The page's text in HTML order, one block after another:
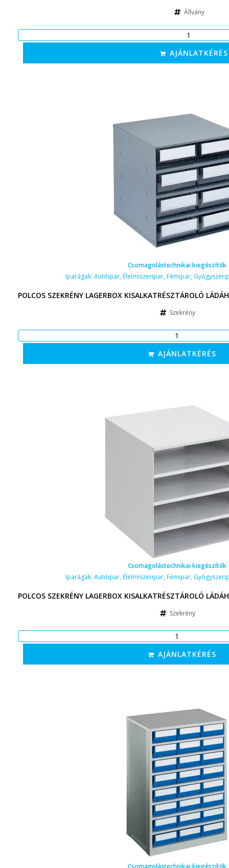
Állvány
AJÁNLATKÉRÉS
Csomagolástechnikai kiegészítők
Iparágak: Autóipar,Élelmiszeripar,Fémipar,
POLCOS SZEKRÉNY LAGERBOX KISALKATRÉSZTÁROLÓ
Szekrény
AJÁNLATKÉRÉS
Csomagolástechnikai kiegészítők
Iparágak: Autóipar,Élelmiszeripar,Fémipar,
POLCOS SZEKRÉNY LAGERBOX KISALKATRÉSZTÁROLÓ
Szekrény
AJÁNLATKÉRÉS
Csomagolástechnikai kiegészítők